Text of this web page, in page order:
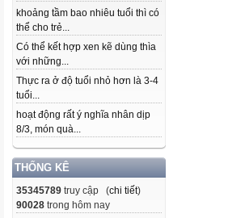
khoảng tầm bao nhiêu tuổi thì có
thể cho trẻ...
Có thể kết hợp xen kẽ dùng thìa
với những...
Thực ra ở độ tuổi nhỏ hơn là 3-4
tuổi...
hoạt động rất ý nghĩa nhân dịp
8/3, món quà...
THỐNG KÊ
35345789 truy cập (chi tiết)
90028 trong hôm nay